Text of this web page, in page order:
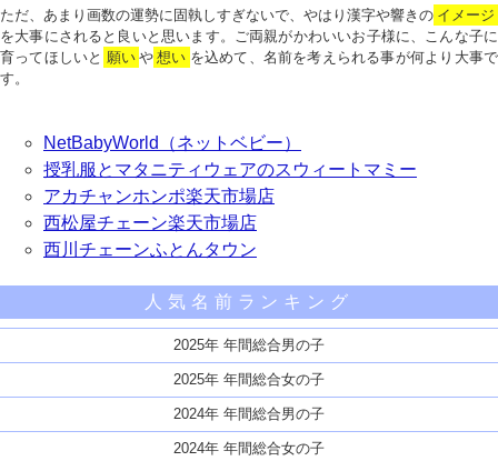
ただ、あまり画数の運勢に固執しすぎないで、やはり漢字や響きの イメージ
を大事にされると良いと思います。ご両親がかわいいお子様に、こんな子に
育ってほしいと 願い や 想い を込めて、名前を考えられる事が何より大事で
す。
NetBabyWorld（ネットベビー）
授乳服とマタニティウェアのスウィートマミー
アカチャンホンポ楽天市場店
西松屋チェーン楽天市場店
西川チェーンふとんタウン
人気名前ランキング
2025年 年間総合男の子
2025年 年間総合女の子
2024年 年間総合男の子
2024年 年間総合女の子